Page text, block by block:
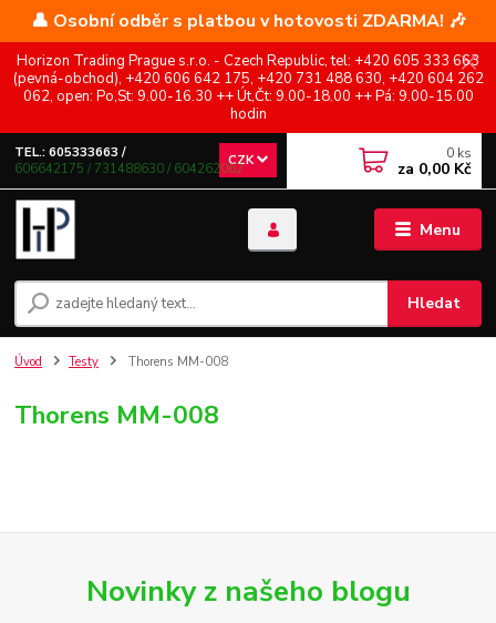
👤 Osobní odběr s platbou v hotovosti ZDARMA! 🎶
Horizon Trading Prague s.r.o. - Czech Republic, tel: +420 605 333 663
(pevná-obchod), +420 606 642 175, +420 731 488 630, +420 604 262
062, open: Po,St: 9.00-16.30 ++ Út,Čt: 9.00-18.00 ++ Pá: 9.00-15.00
hodin
Menu
CZK
Hledat
TEL.: 605333663 /
606642175 / 731488630 / 604262062
0 ks
za 0,00 Kč
Úvod Testy Thorens MM-008
Thorens MM-008
Novinky z našeho blogu